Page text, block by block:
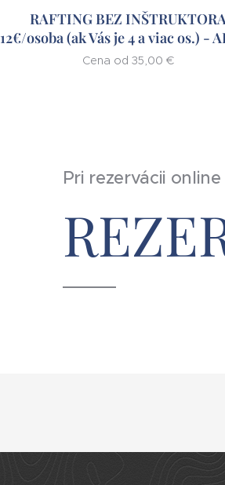
RAFTING BEZ
12€/osoba (ak Vás je 4 a viac os.) -
Cena od35,00 €
Pri rezervácii